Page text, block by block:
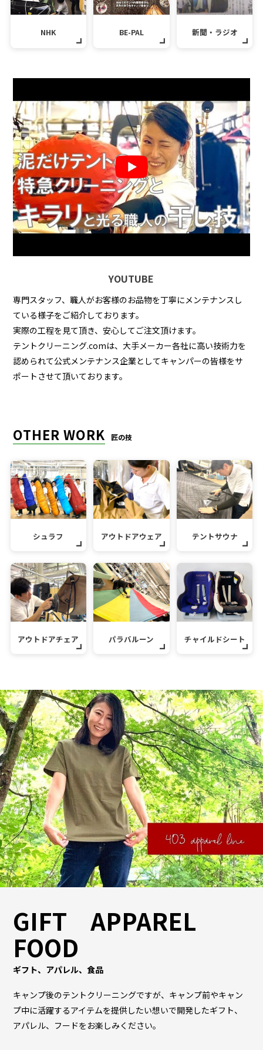
NHK BE-PAL 新聞・ラジオ
YOUTUBE
専門スタッフ、職人がお客様のお品物を丁寧にメンテナンスし
ている様子をご紹介しております。
実際の工程を見て頂き、安心してご注文頂けます。
テントクリーニング.comは、大手メーカー各社に高い技術力を
認められて公式メンテナンス企業としてキャンパーの皆様をサ
ポートさせて頂いております。
OTHER WORK 匠の技
シュラフ アウトドアウェア テントサウナ
アウトドアチェア パラバルーン チャイルドシート
GIFT APPAREL
FOOD
ギフト、アパレル、食品
キャンプ後のテントクリーニングですが、キャンプ前やキャン
プ中に活躍するアイテムを提供したい想いで開発したギフト、
アパレル、フードをお楽しみください。